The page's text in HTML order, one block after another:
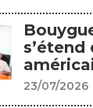
s’étend
23/07/2026